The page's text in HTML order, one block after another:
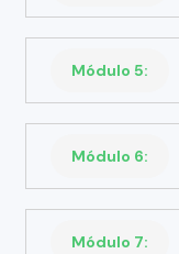
Módulo 5:
Módulo 6:
Módulo 7: